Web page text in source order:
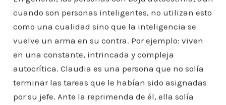
cuando son personas inteligentes, no utilizan esto
como una cualidad sino que la inteligencia se
vuelve un arma en su contra. Por ejemplo: viven
en una constante, intrincada y compleja
autocrítica. Claudia es una persona que no solía
terminar las tareas que le habían sido asignadas
por su jefe. Ante la reprimenda de él, ella solía